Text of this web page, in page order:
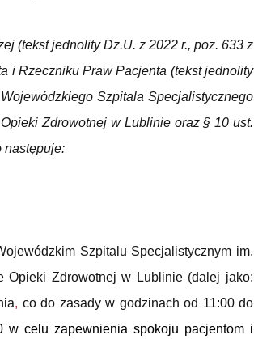
(tekst jednolity Dz.U. z 2022 r., poz. 633 z
i Rzeczniku Praw Pacjenta (tekst jednolity
Szpitala Specjalistycznego
Zdrowotnej w Lublinie oraz § 10 ust.
następuje:
Szpitalu Specjalistycznym im.
Opieki Zdrowotnej w Lublinie (dalej jako:
, co do zasady w godzinach od 11:00 do
w celu zapewnienia spokoju pacjentom i